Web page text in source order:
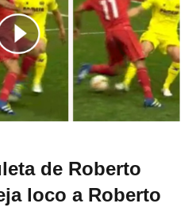
de Roberto
loco a Roberto